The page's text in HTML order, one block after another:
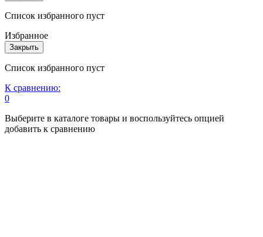
Список избранного пуст
Избранное
Закрыть
Список избранного пуст
К сравнению:
0
Выберите в каталоге товары и воспользуйтесь опцией
добавить к сравнению